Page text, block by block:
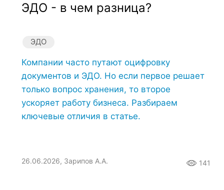
ЭДО - в чем разница?
ЭДО
Компании часто путают оцифровку
документов и ЭДО. Но если первое решает
только вопрос хранения, то второе
ускоряет работу бизнеса. Разбираем
ключевые отличия в статье.
26.06.2026, Зарипов А.А. 141